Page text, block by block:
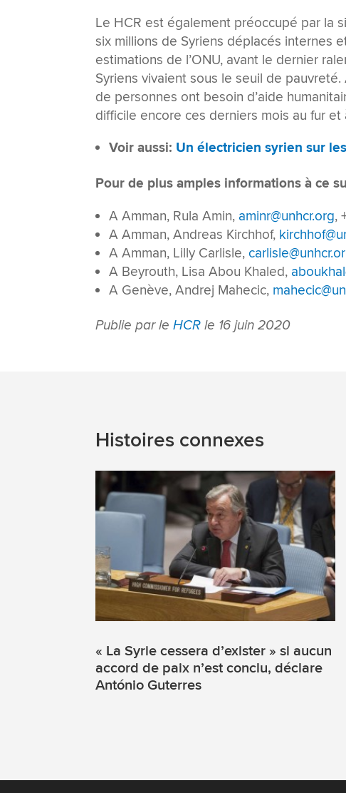
Le HCR est également préoccupé par la
six millions de Syriens déplacés internes
estimations de l’ONU, avant le dernier
Syriens vivaient sous le seuil de
de personnes ont besoin d’aide
difficile encore ces derniers mois au fur
Voir aussi: Un électricien syrien sur
Pour de plus amples informations à ce
A Amman, Rula Amin, aminr@unhcr.org,
A Amman, Andreas Kirchhof,
A Amman, Lilly Carlisle,
A Beyrouth, Lisa Abou Khaled,
A Genève, Andrej Mahecic,
Publie par leHCR le 16 juin 2020
Histoires connexes
« La Syrie cessera d’exister » si aucun
accord de paix n’est conclu, déclare
António Guterres